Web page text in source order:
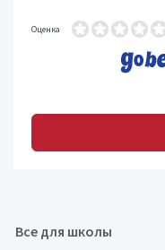
Оценка
Все для школы